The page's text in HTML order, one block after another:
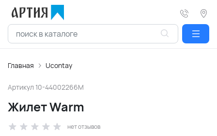
Главная Ucontay
Артикул 10-44002266M
Жилет Warm
нет отзывов